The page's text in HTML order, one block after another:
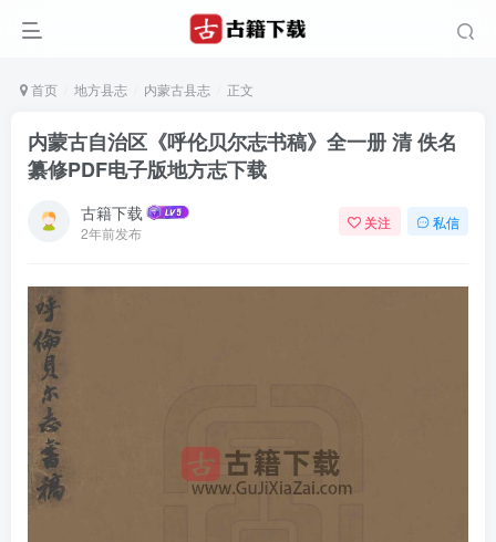
首页 地方县志 内蒙古县志 正文
内蒙古自治区《呼伦贝尔志书稿》全一册 清 佚名
纂修PDF电子版地方志下载
古籍下载
2年前发布
关注 私信